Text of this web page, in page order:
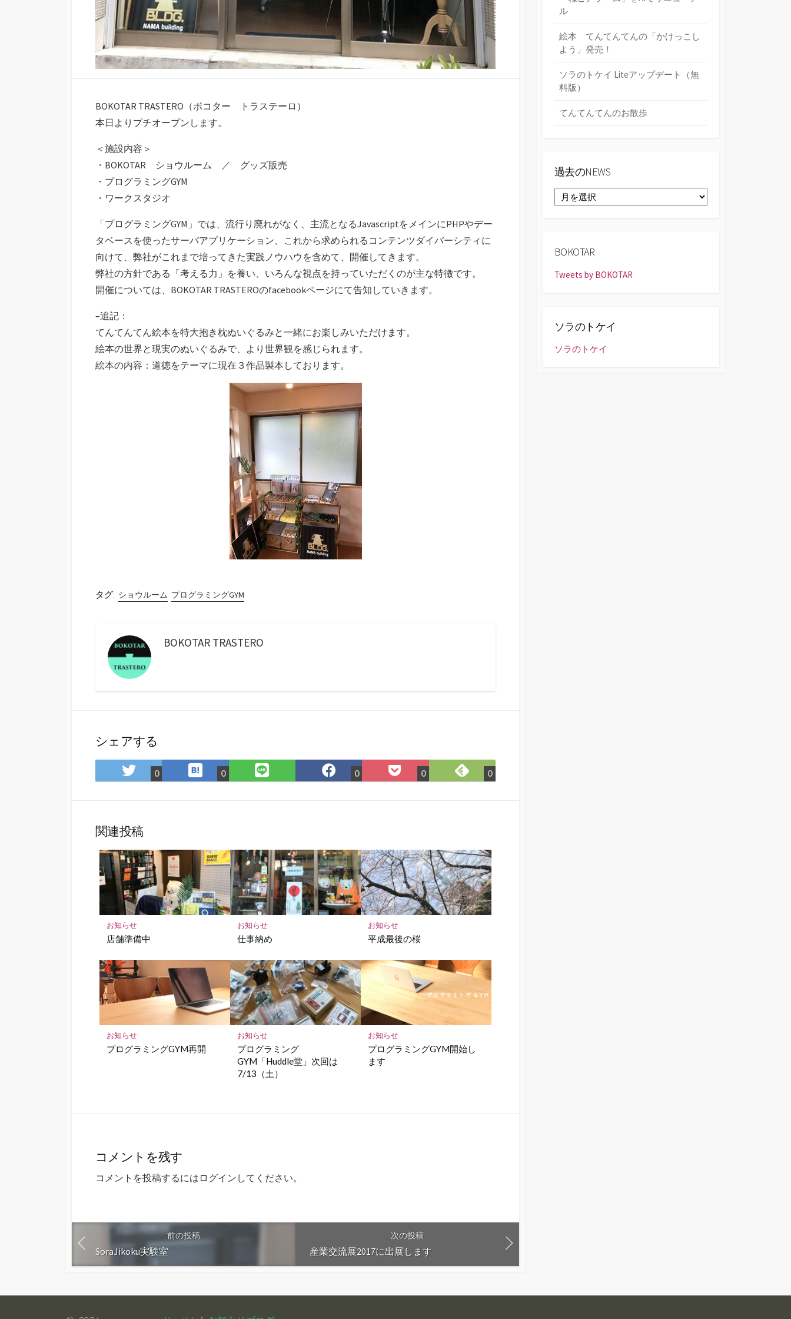
BOKOTAR TRASTERO（ボコター トラステーロ）
本日よりプチオープンします。
＜施設内容＞
・BOKOTAR ショウルーム ／ グッズ販売
・プログラミングGYM
・ワークスタジオ
「プログラミングGYM」では、流行り廃れがなく、主流となるJavascriptをメインにPHPやデー
タベースを使ったサーバアプリケーション、これから求められるコンテンツダイバーシティに
向けて、弊社がこれまで培ってきた実践ノウハウを含めて、開催してきます。
弊社の方針である「考える力」を養い、いろんな視点を持っていただくのが主な特徴です。
開催については、BOKOTAR TRASTEROのfacebookページにて告知していきます。
–追記：
てんてんてん絵本を特大抱き枕ぬいぐるみと一緒にお楽しみいただけます。
絵本の世界と現実のぬいぐるみで、より世界観を感じられます。
絵本の内容：道徳をテーマに現在３作品製本しております。
タグ: ショウルーム プログラミングGYM
BOKOTAR TRASTERO
シェアする
Twitter
で
ア
0 は
て
マ
ー
ク
に
保
0
LINE
で
Facebook
で
0
Pocket
に
0 Feedly
で
0
関連投稿
お知らせ
店舗準備中
お知らせ
仕事納め
お知らせ
平成最後の桜
お知らせ
プログラミングGYM再開
お知らせ
プログラミング
GYM「Huddle堂」次回は
7/13（土）
お知らせ
プログラミングGYM開始し
ます
コメントを残す
コメントを投稿するには ログイン してください。
前の投稿
SoraJikoku実験室
次の投稿
産業交流展2017に出展します
ル
絵本 てんてんてんの「かけっこし
よう」発売！
ソラのトケイ Liteアップデート（無
料版）
てんてんてんのお散歩
過去のNEWS
去
BOKOTAR
Tweets by BOKOTAR
ソラのトケイ
ソラのトケイ